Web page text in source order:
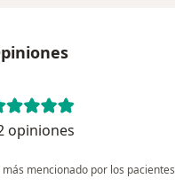
opiniones
más mencionado por los pacientes